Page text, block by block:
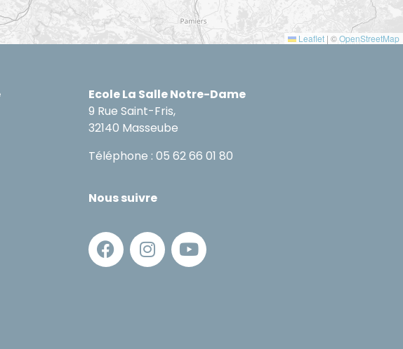
Leaflet | ©OpenStreetMap
Ecole La Salle Notre-Dame
9 Rue Saint-Fris,
32140 Masseube
Téléphone : 05 62 66 01 80
Nous suivre